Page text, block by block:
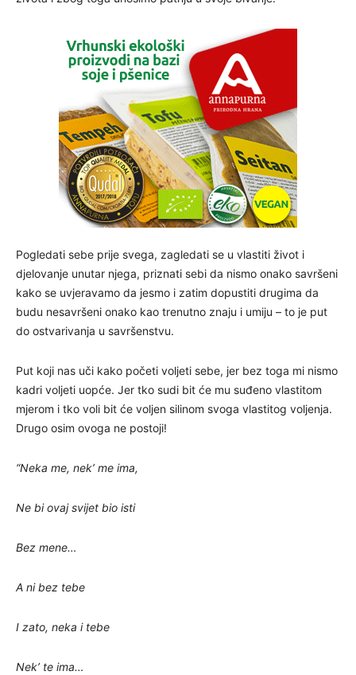
Pogledati sebe prije svega, zagledati se u vlastiti život i
djelovanje unutar njega, priznati sebi da nismo onako savršeni
kako se uvjeravamo da jesmo i zatim dopustiti drugima da
budu nesavršeni onako kao trenutno znaju i umiju – to je put
do ostvarivanja u savršenstvu.
Put koji nas uči kako početi voljeti sebe, jer bez toga mi nismo
kadri voljeti uopće. Jer tko sudi bit će mu suđeno vlastitom
mjerom i tko voli bit će voljen silinom svoga vlastitog voljenja.
Drugo osim ovoga ne postoji!
“Neka me, nek’ me ima,
Ne bi ovaj svijet bio isti
Bez mene…
A ni bez tebe
I zato, neka i tebe
Nek’ te ima…